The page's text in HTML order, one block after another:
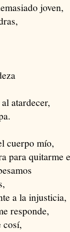
joven,
atardecer,
cuerpo mío,
para quitarme
a la injusticia,
responde,
cosí,